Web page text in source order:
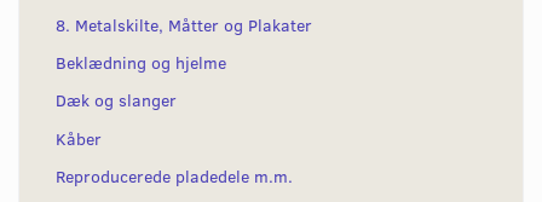
8. Metalskilte, Måtter og Plakater
Beklædning og hjelme
Dæk og slanger
Kåber
Reproducerede pladedele m.m.